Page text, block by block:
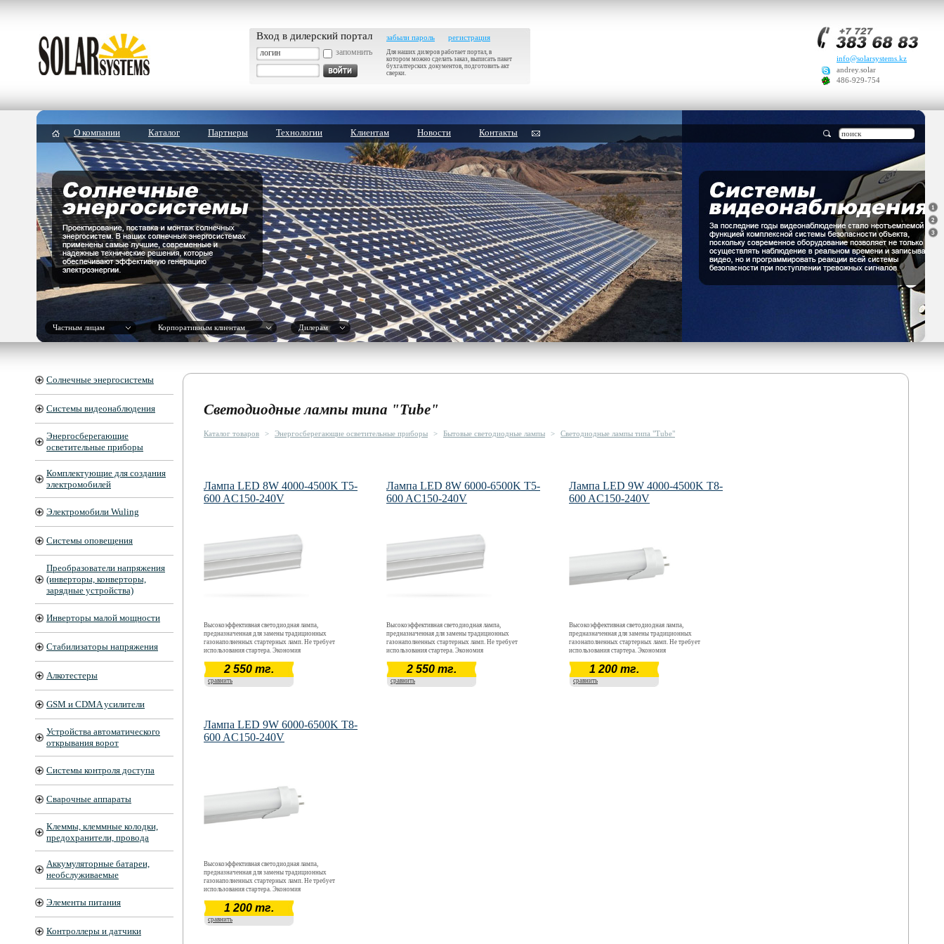
Вход в дилерский портал
запомнить
забыли пароль регистрация
Для наших дилеров работает портал, в
котором можно сделать заказ, выписать пакет
бухгалтерских документов, подготовить акт
сверки.
info@solarsystems.kz
andrey.solar
486-929-754
О компании Каталог Партнеры Технологии Клиентам Новости Контакты
Частным лицам Корпоративным клиентам Дилерам
Солнечные энергосистемы
Системы видеонаблюдения
Энергосберегающие
осветительные приборы
Комплектующие для создания
электромобилей
Электромобили Wuling
Системы оповещения
Преобразователи напряжения
(инверторы, конверторы,
зарядные устройства)
Инверторы малой мощности
Стабилизаторы напряжения
Алкотестеры
GSM и CDMA усилители
Устройства автоматического
открывания ворот
Системы контроля доступа
Сварочные аппараты
Клеммы, клеммные колодки,
предохранители, провода
Аккумуляторные батареи,
необслуживаемые
Элементы питания
Контроллеры и датчики
Светодиодные лампы типа "Tube"
Каталог товаров > Энергосберегающие осветительные приборы > Бытовые светодиодные лампы > Светодиодные лампы типа "Tube"
Лампа LED 8W 4000-4500K T5-
600 AC150-240V
Высокоэффективная светодиодная лампа,
предназначенная для замены традиционных
газонаполненных стартерных ламп. Не требует
использования стартера. Экономия
традиционных ламп. Широкий диапазон входных
напряжений AC 150 - 240 В Устойчивость к
вибрации. Отсутствие пусковых токов при
2 550 тг.
сравнить
Лампа LED 8W 6000-6500K T5-
600 AC150-240V
Высокоэффективная светодиодная лампа,
предназначенная для замены традиционных
газонаполненных стартерных ламп. Не требует
использования стартера. Экономия
традиционных ламп. Широкий диапазон входных
напряжений AC 150 - 240 В Устойчивость к
вибрации. Отсутствие пусковых токов при
2 550 тг.
сравнить
Лампа LED 9W 4000-4500K T8-
600 AC150-240V
Высокоэффективная светодиодная лампа,
предназначенная для замены традиционных
газонаполненных стартерных ламп. Не требует
использования стартера. Экономия
традиционных ламп. Широкий диапазон входных
напряжений AC 150 - 240 В Устойчивость к
вибрации. Отсутствие пусковых токов при
1 200 тг.
сравнить
Лампа LED 9W 6000-6500K T8-
600 AC150-240V
Высокоэффективная светодиодная лампа,
предназначенная для замены традиционных
газонаполненных стартерных ламп. Не требует
использования стартера. Экономия
традиционных ламп. Широкий диапазон входных
напряжений AC 150 - 240 В Устойчивость к
вибрации. Отсутствие пусковых токов при
1 200 тг.
сравнить